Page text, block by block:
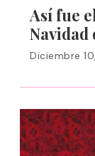
Así fue
Navidad
Diciembre